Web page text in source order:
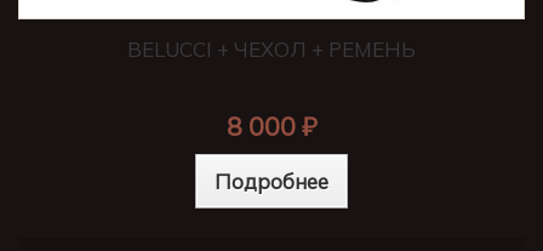
BELUCCI + ЧЕХОЛ + РЕМЕНЬ
8 000 ₽
Подробнее